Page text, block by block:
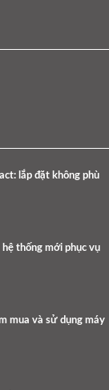
lắp đặt không phù
thống mới phục vụ
mua và sử dụng máy